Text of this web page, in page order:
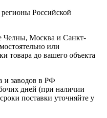
регионы Российской
Челны, Москва и Санкт-
или
товара до вашего объекта
и заводов в РФ
дней (при наличии
поставки уточняйте у